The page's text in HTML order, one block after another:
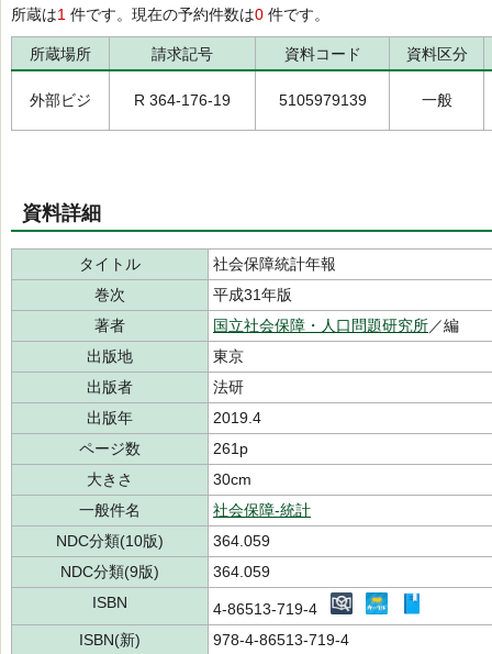
所蔵は1 件です。現在の予約件数は0 件です。
所蔵場所 請求記号 資料コード 資料区分
外部ビジ R 364-176-19 5105979139 一般
資料詳細
タイトル
社会保障統計年報
巻次
平成31年版
著者
国立社会保障・人口問題研究所／編
出版地
東京
出版者
法研
出版年
2019.4
ページ数
261p
大きさ
30cm
一般件名
社会保障-統計
NDC分類(10版)
364.059
NDC分類(9版)
364.059
ISBN
4-86513-719-4
ISBN(新)
978-4-86513-719-4